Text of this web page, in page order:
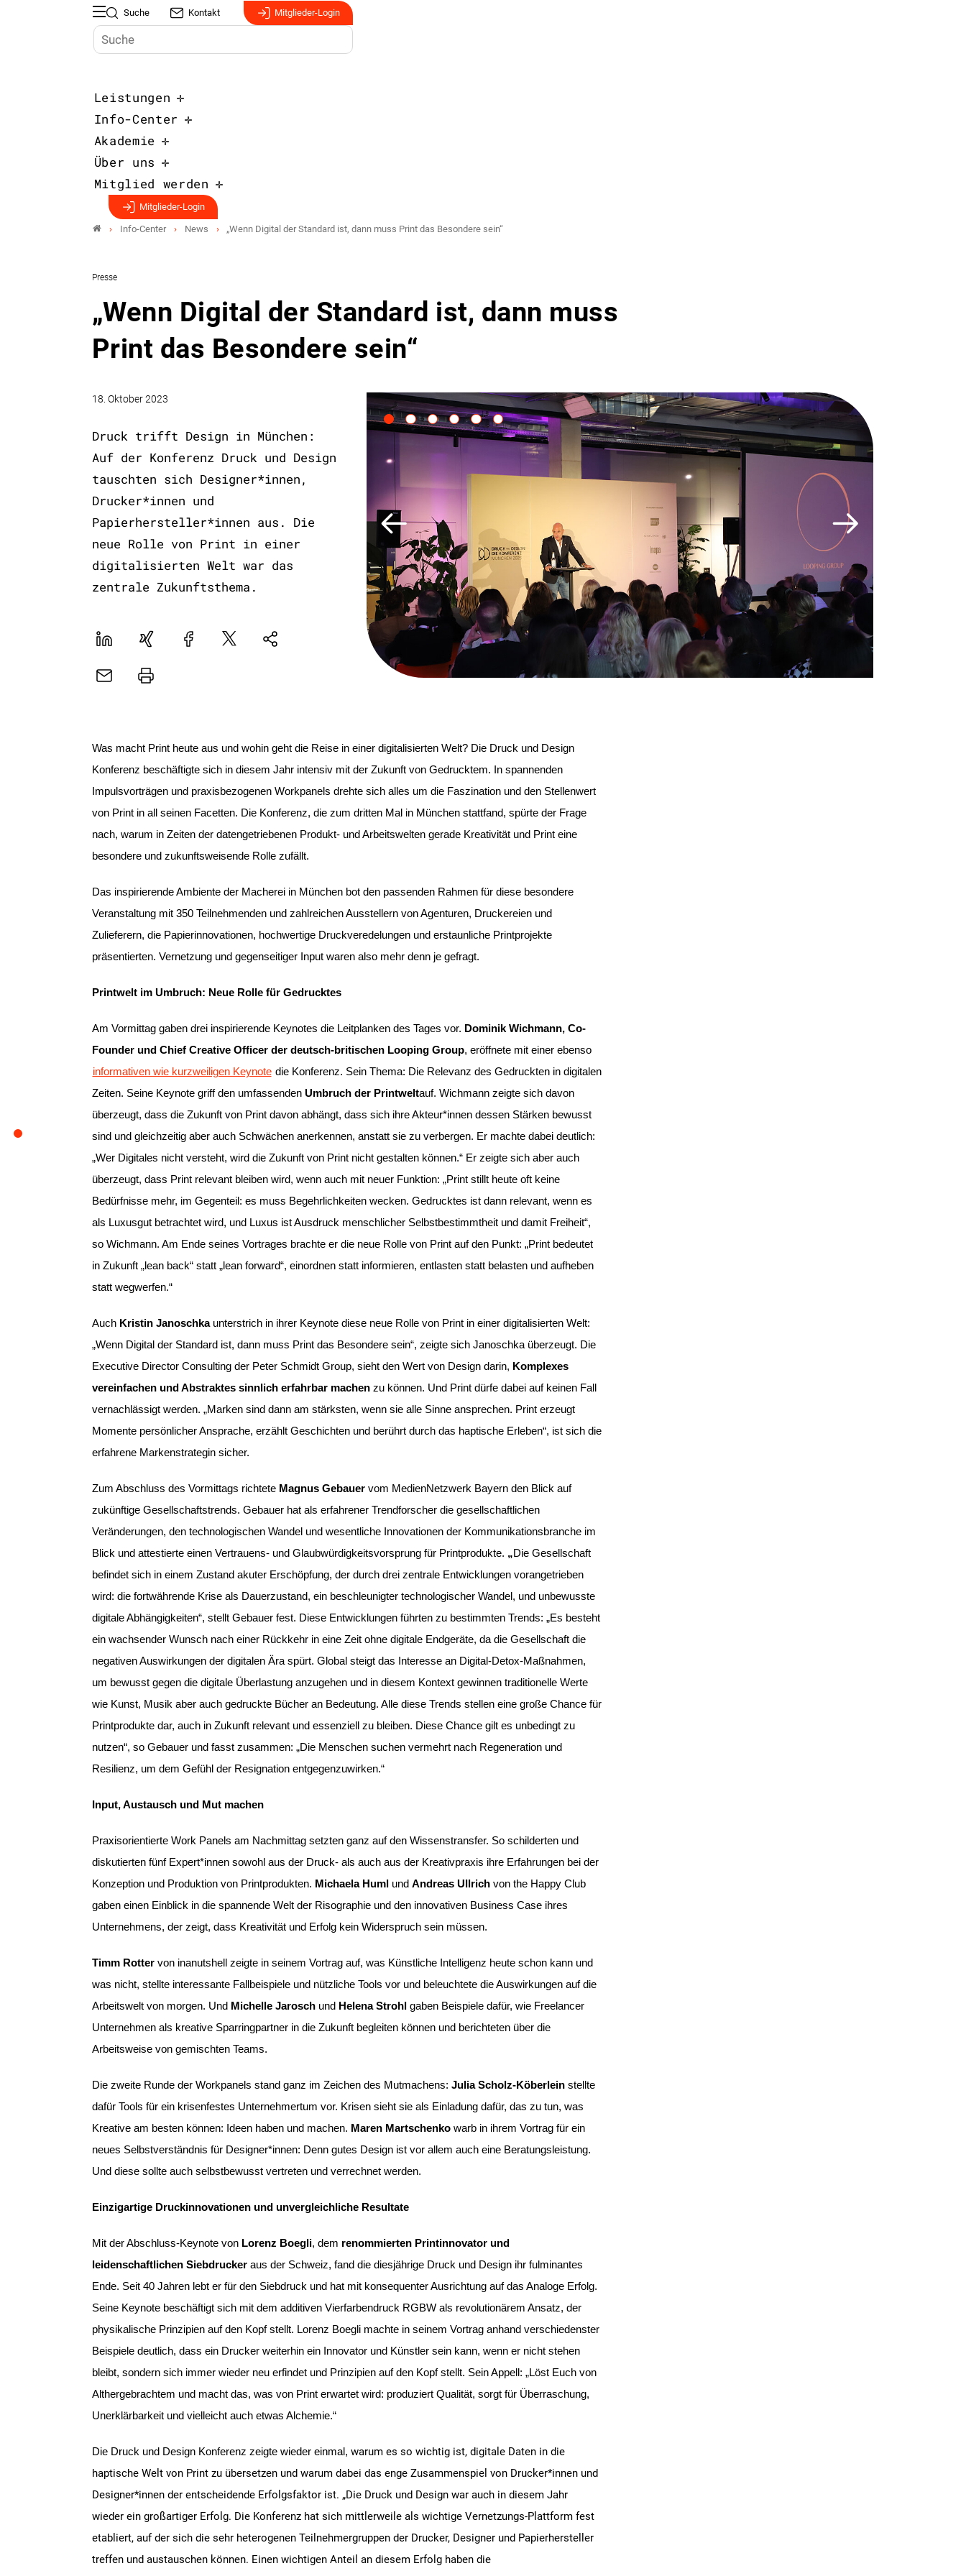
Suche Kontakt Mitglieder-Login
Leistungen
Info-Center
Akademie
Über uns
Mitglied werden
Mitglieder-Login
Info-Center News „Wenn Digital der Standard ist, dann muss Print das Besondere sein“
Presse
„Wenn Digital der Standard ist, dann muss
Print das Besondere sein“
18. Oktober 2023
Druck trifft Design in München:
Auf der Konferenz Druck und Design
tauschten sich Designer*innen,
Drucker*innen und
Papierhersteller*innen aus. Die
neue Rolle von Print in einer
digitalisierten Welt war das
zentrale Zukunftsthema.
LinekdInXing FacebookPlattformNatives
E-
Drucker
von
6
Was macht Print heute aus und wohin geht die Reise in einer digitalisierten Welt? Die Druck und Design
Konferenz beschäftigte sich in diesem Jahr intensiv mit der Zukunft von Gedrucktem. In spannenden
Impulsvorträgen und praxisbezogenen Workpanels drehte sich alles um die Faszination und den Stellenwert
von Print in all seinen Facetten. Die Konferenz, die zum dritten Mal in München stattfand, spürte der Frage
nach, warum in Zeiten der datengetriebenen Produkt- und Arbeitswelten gerade Kreativität und Print eine
besondere und zukunftsweisende Rolle zufällt.
Das inspirierende Ambiente der Macherei in Münchenbot den passenden Rahmen für diese besondere
Veranstaltung mit 350 Teilnehmenden und zahlreichen Ausstellern von Agenturen, Druckereien und
Zulieferern, die Papierinnovationen, hochwertige Druckveredelungen und erstaunliche Printprojekte
präsentierten. Vernetzung und gegenseitiger Input waren also mehr denn je gefragt.
Printwelt im Umbruch: Neue Rolle für Gedrucktes
Am Vormittag gaben drei inspirierende Keynotes die Leitplanken des Tages vor. Dominik Wichmann, Co-
Founder und Chief Creative Officer der deutsch-britischen Looping Group, eröffnete mit einer ebenso
informativen wie kurzweiligen Keynote die Konferenz. Sein Thema: Die Relevanz des Gedruckten in digitalen
Zeiten. Seine Keynote griff den umfassenden Umbruch der Printweltauf. Wichmann zeigte sich davon
überzeugt, dass die Zukunft von Print davon abhängt, dass sich ihre Akteur*innen dessen Stärken bewusst
sind und gleichzeitig aber auch Schwächen anerkennen, anstatt sie zu verbergen. Er machte dabei deutlich:
„Wer Digitales nicht versteht, wird die Zukunft von Print nicht gestalten können.“ Er zeigte sich aber auch
überzeugt, dass Print relevant bleiben wird, wenn auch mit neuer Funktion: „Print stillt heute oft keine
Bedürfnisse mehr, im Gegenteil: es muss Begehrlichkeiten wecken. Gedrucktes ist dann relevant, wenn es
als Luxusgut betrachtet wird, und Luxus ist Ausdruck menschlicher Selbstbestimmtheit und damit Freiheit“,
so Wichmann. Am Ende seines Vortrages brachte er die neue Rolle von Print auf den Punkt: „Print bedeutet
in Zukunft „lean back“ statt „lean forward“, einordnen statt informieren, entlasten statt belasten und aufheben
statt wegwerfen.“
Auch Kristin Janoschkaunterstrich in ihrer Keynote diese neue Rolle von Print in einer digitalisierten Welt:
„Wenn Digital der Standard ist, dann muss Print das Besondere sein“, zeigte sich Janoschka überzeugt. Die
Executive Director Consulting der Peter Schmidt Group, sieht den Wert von Design darin, Komplexes
vereinfachen und Abstraktes sinnlich erfahrbar machenzu können. Und Print dürfe dabei auf keinen Fall
vernachlässigt werden. „Marken sind dann am stärksten, wenn sie alle Sinne ansprechen. Print erzeugt
Momente persönlicher Ansprache, erzählt Geschichten und berührt durch das haptische Erleben“, ist sich die
erfahrene Markenstrategin sicher.
Zum Abschluss des Vormittags richtete Magnus Gebauervom MedienNetzwerk Bayern den Blick auf
zukünftige Gesellschaftstrends. Gebauer hat als erfahrener Trendforscher die gesellschaftlichen
Veränderungen, den technologischen Wandel und wesentliche Innovationen der Kommunikationsbranche im
Blick und attestierte einen Vertrauens- und Glaubwürdigkeitsvorsprung für Printprodukte. „Die Gesellschaft
befindet sich in einem Zustand akuter Erschöpfung, der durch drei zentrale Entwicklungen vorangetrieben
wird: die fortwährende Krise als Dauerzustand, ein beschleunigter technologischer Wandel, und unbewusste
digitale Abhängigkeiten“, stellt Gebauer fest. Diese Entwicklungen führten zu bestimmten Trends: „Es besteht
ein wachsender Wunsch nach einer Rückkehr in eine Zeit ohne digitale Endgeräte, da die Gesellschaft die
negativen Auswirkungen der digitalen Ära spürt. Global steigt das Interesse an Digital-Detox-Maßnahmen,
um bewusst gegen die digitale Überlastung anzugehen und in diesem Kontext gewinnen traditionelle Werte
wie Kunst, Musik aber auch gedruckte Bücher an Bedeutung. Alle diese Trends stellen eine große Chance für
Printprodukte dar, auch in Zukunft relevant und essenziell zu bleiben. Diese Chance gilt es unbedingt zu
nutzen“, so Gebauer und fasst zusammen: „Die Menschen suchen vermehrt nach Regeneration und
Resilienz, um dem Gefühl der Resignation entgegenzuwirken.“
Input, Austausch und Mut machen
Praxisorientierte Work Panels am Nachmittag setzten ganz auf den Wissenstransfer. So schilderten und
diskutierten fünf Expert*innen sowohl aus der Druck- als auch aus der Kreativpraxis ihre Erfahrungen bei der
Konzeption und Produktion von Printprodukten. Michaela Humlund Andreas Ullrichvon the Happy Club
gaben einen Einblick in die spannende Welt der Risographie und den innovativen Business Case ihres
Unternehmens, der zeigt, dass Kreativität und Erfolg kein Widerspruch sein müssen.
Timm Rottervon inanutshell zeigte in seinem Vortrag auf, was Künstliche Intelligenz heute schon kann und
was nicht, stellte interessante Fallbeispiele und nützliche Tools vor und beleuchtete die Auswirkungen auf die
Arbeitswelt von morgen. Und Michelle Jaroschund Helena Strohlgaben Beispiele dafür, wie Freelancer
Unternehmen als kreative Sparringpartner in die Zukunft begleiten können und berichteten über die
Arbeitsweise von gemischten Teams.
Die zweite Runde der Workpanels stand ganz im Zeichen des Mutmachens: Julia Scholz-Köberlein stellte
dafür Tools für ein krisenfestes Unternehmertum vor. Krisen sieht sie als Einladung dafür, das zu tun, was
Kreative am besten können: Ideen haben und machen. Maren Martschenkowarb in ihrem Vortrag für ein
neues Selbstverständnis für Designer*innen: Denn gutes Design ist vor allem auch eine Beratungsleistung.
Und diese sollte auch selbstbewusst vertreten und verrechnet werden.
Einzigartige Druckinnovationen und unvergleichliche Resultate
Mit der Abschluss-Keynote von Lorenz Boegli, dem renommierten Printinnovator und
leidenschaftlichen Siebdruckeraus der Schweiz, fand die diesjährige Druck und Design ihr fulminantes
Ende. Seit 40 Jahren lebt er für den Siebdruck und hat mit konsequenter Ausrichtung auf das Analoge Erfolg.
Seine Keynote beschäftigt sich mit dem additiven Vierfarbendruck RGBW als revolutionärem Ansatz, der
physikalische Prinzipien auf den Kopf stellt. Lorenz Boegli machte in seinem Vortrag anhand verschiedenster
Beispiele deutlich, dass ein Drucker weiterhin ein Innovator und Künstler sein kann, wenn er nicht stehen
bleibt, sondern sich immer wieder neu erfindet und Prinzipien auf den Kopf stellt. Sein Appell: „Löst Euch von
Althergebrachtem und macht das, was von Print erwartet wird: produziert Qualität, sorgt für Überraschung,
Unerklärbarkeit und vielleicht auch etwas Alchemie.“
Die Druck und Design Konferenz zeigte wieder einmal, warum es so wichtig ist, digitale Daten in die
haptische Welt von Print zu übersetzen und warum dabei das enge Zusammenspiel von Drucker*innen und
Designer*innen der entscheidende Erfolgsfaktor ist. „Die Druck und Design war auch in diesem Jahr
wieder ein großartiger Erfolg. Die Konferenz hat sich mittlerweile als wichtige Vernetzungs-Plattform fest
etabliert, auf der sich die sehr heterogenen Teilnehmergruppen der Drucker, Designer und Papierhersteller
treffen und austauschen können. Einen wichtigen Anteil an diesem Erfolg haben die